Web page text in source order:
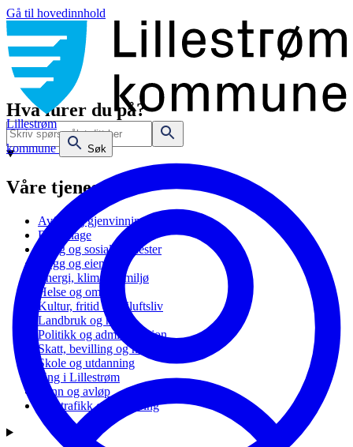
Gå til hovedinnhold
Lillestrøm
kommune
Søk
Hva lurer du på?
Våre tjenester
Avfall og gjenvinning
Barnehage
Bolig og sosiale tjenester
Bygg og eiendom
Energi, klima og miljø
Helse og omsorg
Kultur, fritid og friluftsliv
Landbruk og natur
Politikk og administrasjon
Skatt, bevilling og næring
Skole og utdanning
Ung i Lillestrøm
Vann og avløp
Vei, trafikk og parkering